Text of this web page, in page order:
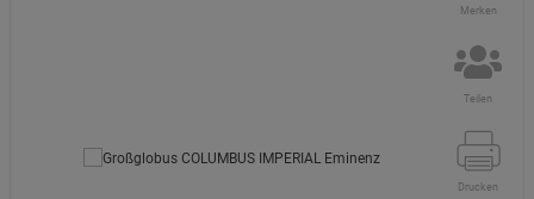
Merken
Teilen
Drucken